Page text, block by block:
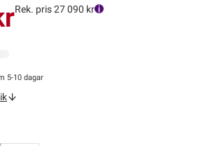
Rek. pris 27 090 kr
5-10 dagar